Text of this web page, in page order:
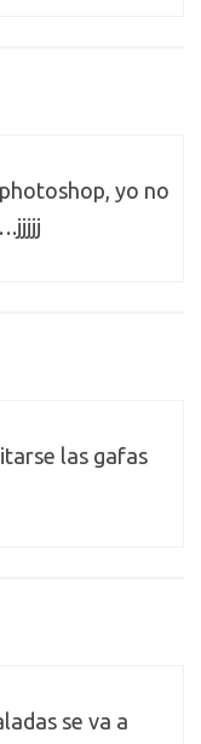
yo no
las gafas
se va a